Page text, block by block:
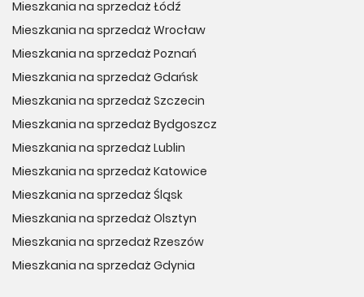
Mieszkania na sprzedaż Łódź
Mieszkania na sprzedaż Wrocław
Mieszkania na sprzedaż Poznań
Mieszkania na sprzedaż Gdańsk
Mieszkania na sprzedaż Szczecin
Mieszkania na sprzedaż Bydgoszcz
Mieszkania na sprzedaż Lublin
Mieszkania na sprzedaż Katowice
Mieszkania na sprzedaż Śląsk
Mieszkania na sprzedaż Olsztyn
Mieszkania na sprzedaż Rzeszów
Mieszkania na sprzedaż Gdynia